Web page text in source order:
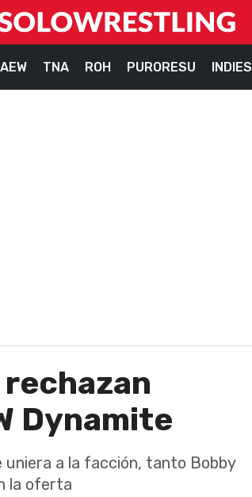
AEW TNA ROH PURORESU INDIES
Dynamite
uniera a la facción, tanto Bobby
la oferta